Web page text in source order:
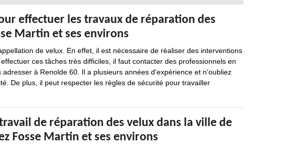
effectuer les travaux de réparation des
Martin et ses environs
de velux. En effet, il est nécessaire de réaliser des interventions
ces tâches très difficiles, il faut contacter des professionnels en
à Renolde 60. Il a plusieurs années d'expérience et n'oubliez
De plus, il peut respecter les règles de sécurité pour travailler
de réparation des velux dans la ville de
Fosse Martin et ses environs